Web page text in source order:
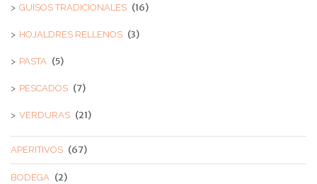
GUISOS TRADICIONALES (16)
HOJALDRES RELLENOS (3)
PASTA (5)
PESCADOS (7)
VERDURAS (21)
APERITIVOS (67)
BODEGA (2)